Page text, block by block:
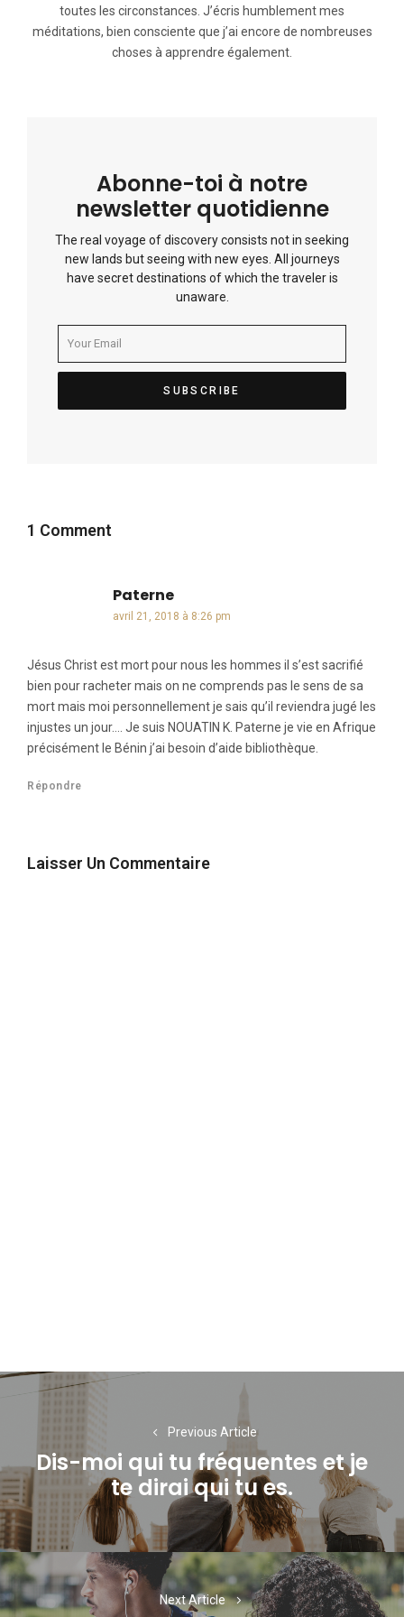
toutes les circonstances. J’écris humblement mes
méditations, bien consciente que j’ai encore de nombreuses
choses à apprendre également.
Abonne-toi à notre
newsletter quotidienne
The real voyage of discovery consists not in seeking
new lands but seeing with new eyes. All journeys
have secret destinations of which the traveler is
unaware.
1 Comment
Paternedit :
avril 21, 2018 à 8:26 pm
Jésus Christ est mort pour nous les hommes il s’est sacrifié
bien pour racheter mais on ne comprends pas le sens de sa
mort mais moi personnellement je sais qu’il reviendra jugé les
injustes un jour…. Je suis NOUATIN K. Paterne je vie en Afrique
précisément le Bénin j’ai besoin d’aide bibliothèque.
Répondre
Laisser Un Commentaire
Navigation
l’article
Previous Article
Previous
post:
Dis-moi qui tu fréquentes et je
te dirai qui tu es.
Next Article